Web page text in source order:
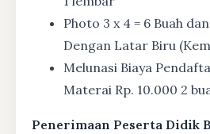
Photo 3 x 4 = 6 Buah
Dengan Latar Biru
Melunasi Biaya
Materai Rp. 10.000 2
Penerimaan Peserta Didik